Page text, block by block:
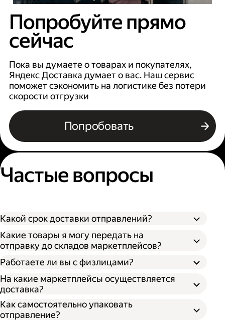
Попробуйте прямо
сейчас
Пока вы думаете о товарах и покупателях,
Яндекс Доставка думает о вас. Наш сервис
поможет сэкономить на логистике без потери
скорости отгрузки
Попробовать
Частые вопросы
Какой срок доставки отправлений?
Какие товары я могу передать на
отправку до складов маркетплейсов?
Работаете ли вы с физлицами?
На какие маркетплейсы осуществляется
доставка?
Как самостоятельно упаковать
отправление?